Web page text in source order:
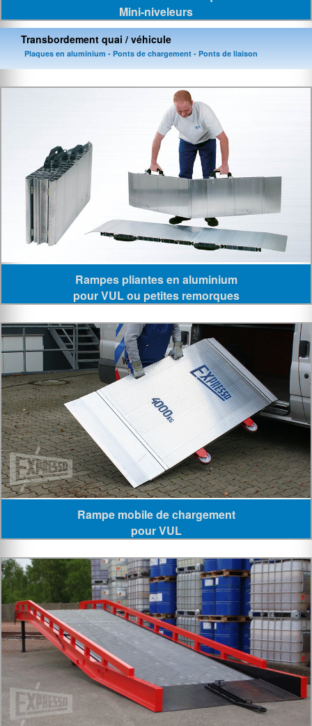
Mini-niveleurs
Transbordement quai / véhicule
Plaques en aluminium - Ponts de chargement - Ponts de liaison
Rampes pliantes en aluminium
pour VUL ou petites remorques
Rampe mobile de chargement
pour VUL